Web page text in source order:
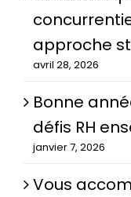
approche
avril 28, 2026
Bonne
défis RH
janvier 7, 2026
Vous